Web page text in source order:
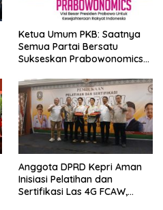
Ketua Umum PKB: Saatnya
Semua Partai Bersatu
Sukseskan Prabowonomics
Anggota DPRD Kepri Aman
Inisiasi Pelatihan dan
Sertifikasi Las 4G FCAW,